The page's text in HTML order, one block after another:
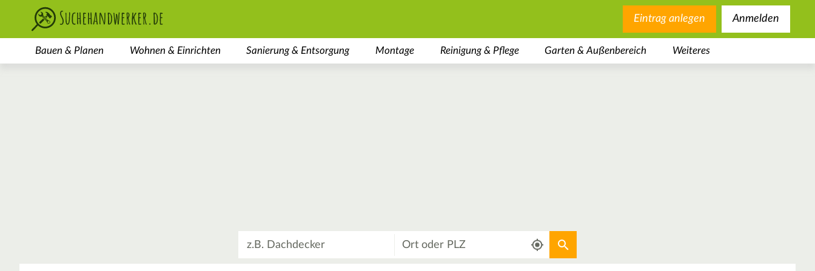
Eintrag anlegen Anmelden
Bauen & Planen Wohnen & Einrichten Sanierung & Entsorgung Montage Reinigung & Pflege Garten & Außenbereich Weiteres
Aktuellen Standort verwenden